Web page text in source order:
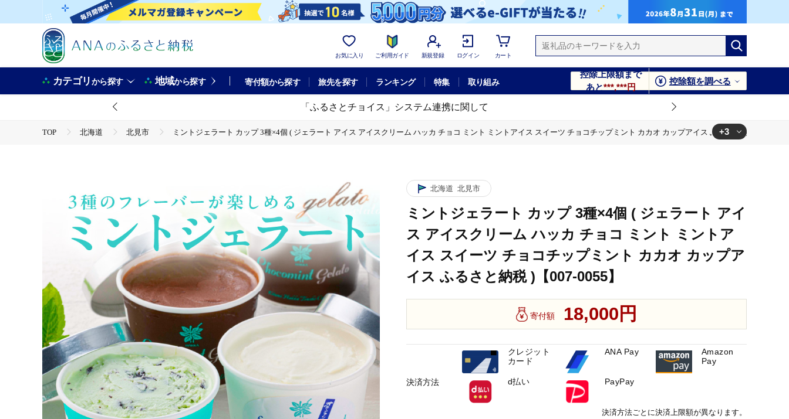
お気に入り ご利用ガイド 新規登録 ログイン カート
カテゴリから探す 地域から探す 寄付額から探す 旅先を探す ランキング 特集 取り組み
控除上限額まで
あと***,***円
控除額を調べる
「ふるさとチョイス」システム連携に関して
TOP 北海道 北見市
ミントジェラート カップ 3種×4個 ( ジェラート アイス アイスクリーム ハッカ チョコ ミント ミントアイス スイーツ チョコチップミント カカオ カップアイス ふるさと納税 )【007-
ミントジェラート カップ 3種×4個 ( ジェラート アイス アイスクリーム ハッカ チョコ ミント ミントアイス スイーツ チョコチップミント カカオ カップアイス ふるさと納税 )【007-0055】
+3
北海道 北見市
ミントジェラート カップ 3種×4個 ( ジェラート アイ
ス アイスクリーム ハッカ チョコ ミント ミントア
イス スイーツ チョコチップミント カカオ カップア
イス ふるさと納税 )【007-0055】
寄付額 18,000円
決済方法
クレジット
カード
ANA Pay
Amazon
Pay
d払い PayPay
決済方法ごとに決済上限額が異なります。